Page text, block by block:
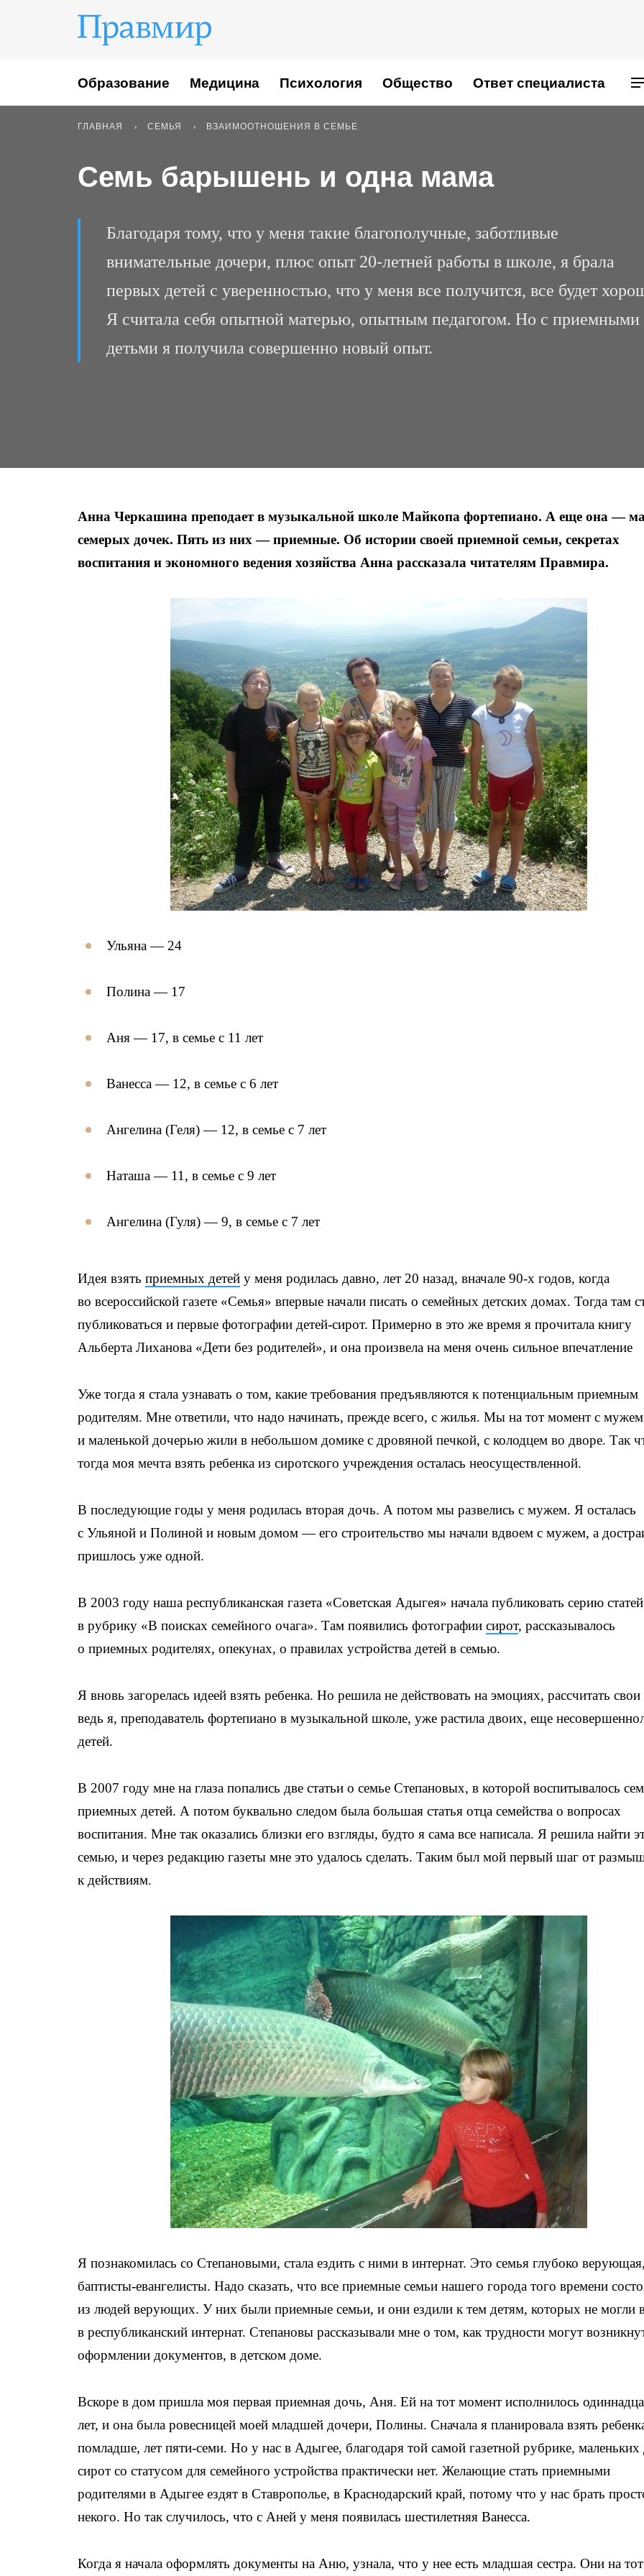
Образование Медицина Психология Общество Ответ специалиста
ГЛАВНАЯ СЕМЬЯ ВЗАИМООТНОШЕНИЯ В СЕМЬЕ
Семь барышень и одна мама
Благодаря тому, что у меня такие благополучные, заботливые
внимательные дочери, плюс опыт 20-летней работы в школе, я брала
первых детей с уверенностью, что у меня все получится, все будет
Я считала себя опытной матерью, опытным педагогом. Но с приемными
детьми я получила совершенно новый опыт.
Анна Черкашина преподает в музыкальной школе Майкопа фортепиано. А еще она —
семерых дочек. Пять из них — приемные. Об истории своей приемной семьи, секретах
воспитания и экономного ведения хозяйства Анна рассказала читателям Правмира.
Ульяна — 24
Полина — 17
Аня — 17, в семье с 11 лет
Ванесса — 12, в семье с 6 лет
Ангелина (Геля) — 12, в семье с 7 лет
Наташа — 11, в семье с 9 лет
Ангелина (Гуля) — 9, в семье с 7 лет
Идея взять приемных детей у меня родилась давно, лет 20 назад, вначале 90-х годов, когда
во всероссийской газете «Семья» впервые начали писать о семейных детских домах. Тогда там
публиковаться и первые фотографии детей-сирот. Примерно в это же время я прочитала книгу
Альберта Лиханова «Дети без родителей», и она произвела на меня очень сильное впечатление
Уже тогда я стала узнавать о том, какие требования предъявляются к потенциальным приемным
родителям. Мне ответили, что надо начинать, прежде всего, с жилья. Мы на тот момент с мужем
и маленькой дочерью жили в небольшом домике с дровяной печкой, с колодцем во дворе. Так
тогда моя мечта взять ребенка из сиротского учреждения осталась неосуществленной.
В последующие годы у меня родилась вторая дочь. А потом мы развелись с мужем. Я осталась
с Ульяной и Полиной и новым домом — его строительство мы начали вдвоем с мужем, а
пришлось уже одной.
В 2003 году наша республиканская газета «Советская Адыгея» начала публиковать серию статей
в рубрику «В поисках семейного очага». Там появились фотографии сирот, рассказывалось
о приемных родителях, опекунах, о правилах устройства детей в семью.
Я вновь загорелась идеей взять ребенка. Но решила не действовать на эмоциях, рассчитать
ведь я, преподаватель фортепиано в музыкальной школе, уже растила двоих, еще
детей.
В 2007 году мне на глаза попались две статьи о семье Степановых, в которой воспитывалось
приемных детей. А потом буквально следом была большая статья отца семейства о вопросах
воспитания. Мне так оказались близки его взгляды, будто я сама все написала. Я решила найти
семью, и через редакцию газеты мне это удалось сделать. Таким был мой первый шаг от
к действиям.
Я познакомилась со Степановыми, стала ездить с ними в интернат. Это семья глубоко верующая,
баптисты-евангелисты. Надо сказать, что все приемные семьи нашего города того времени
из людей верующих. У них были приемные семьи, и они ездили к тем детям, которых не могли
в республиканский интернат. Степановы рассказывали мне о том, как трудности могут
оформлении документов, в детском доме.
Вскоре в дом пришла моя первая приемная дочь, Аня. Ей на тот момент исполнилось
лет, и она была ровесницей моей младшей дочери, Полины. Сначала я планировала взять
помладше, лет пяти-семи. Но у нас в Адыгее, благодаря той самой газетной рубрике, маленьких
сирот со статусом для семейного устройства практически нет. Желающие стать приемными
родителями в Адыгее ездят в Ставрополье, в Краснодарский край, потому что у нас брать
некого. Но так случилось, что с Аней у меня появилась шестилетняя Ванесса.
Когда я начала оформлять документы на Аню, узнала, что у нее есть младшая сестра. Они на тот